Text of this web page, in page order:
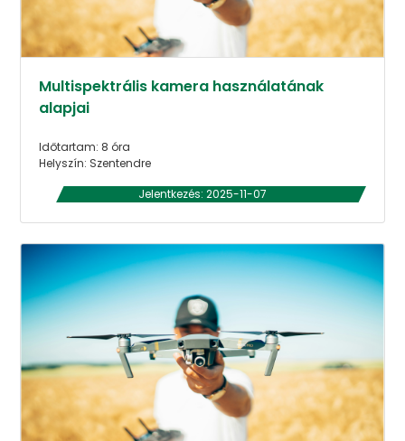
Multispektrális kamera használatának
alapjai
Időtartam: 8 óra
Helyszín: Szentendre
Jelentkezés: 2025-11-07